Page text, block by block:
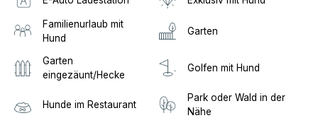
Familienurlaub mit
Hund
Garten
Garten
eingezäunt/Hecke
Golfen mit Hund
Hunde im Restaurant
Park oder Wald in der
Nähe